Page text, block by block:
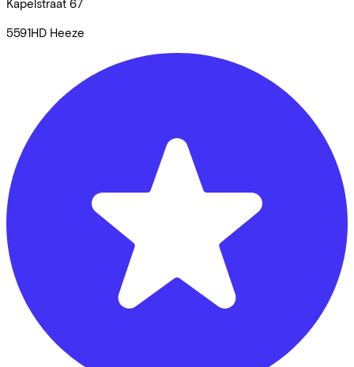
Kapelstraat 67
5591HD Heeze